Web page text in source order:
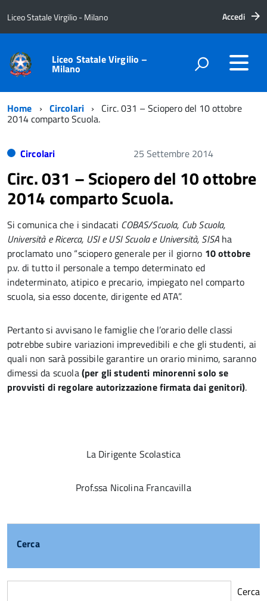
Liceo Statale Virgilio - Milano Accedi
Liceo Statale Virgilio –
Milano
Home Circolari Circ. 031 – Sciopero del 10 ottobre
2014 comparto Scuola.
Circolari 25 Settembre 2014
Circ. 031 – Sciopero del 10 ottobre
2014 comparto Scuola.
Si comunica che i sindacati COBAS/Scuola, Cub Scuola,
Università e Ricerca, USI e USI Scuola e Università, SISA ha
proclamato uno “sciopero generale per il giorno 10 ottobre
p.v. di tutto il personale a tempo determinato ed
indeterminato, atipico e precario, impiegato nel comparto
scuola, sia esso docente, dirigente ed ATA”.
Pertanto si avvisano le famiglie che l’orario delle classi
potrebbe subire variazioni imprevedibili e che gli studenti, ai
quali non sarà possibile garantire un orario minimo, saranno
dimessi da scuola(per gli studenti minorenni solo se
provvisti di regolare autorizzazione firmata dai genitori).
La Dirigente Scolastica
Prof.ssa Nicolina Francavilla
Cerca
Cerca